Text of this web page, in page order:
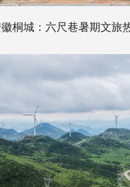
桐城：六尺巷暑期文旅